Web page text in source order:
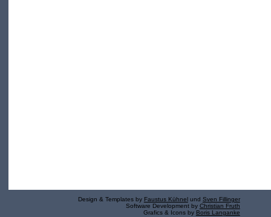
Design & Templates by Faustus Kühnel und Sven Fillinger
Software Development by Christian Fruth
Grafics & Icons by Boris Langanke